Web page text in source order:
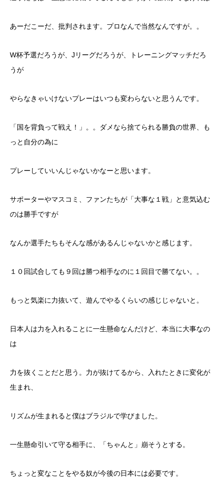
あーだこーだ、批判されます。プロなんで当然なんですが。。
W杯予選だろうが、Jリーグだろうが、トレーニングマッチだろ
うが
やらなきゃいけないプレーはいつも変わらないと思うんです。
「国を背負って戦え！」。。ダメなら捨てられる勝負の世界、も
っと自分の為に
プレーしていいんじゃないかなーと思います。
サポーターやマスコミ、ファンたちが「大事な１戦」と意気込む
のは勝手ですが
なんか選手たちもそんな感があるんじゃないかと感じます。
１０回試合しても９回は勝つ相手なのに１回目で勝てない。。
もっと気楽に力抜いて、遊んでやるくらいの感じじゃないと。
日本人は力を入れることに一生懸命なんだけど、本当に大事なの
は
力を抜くことだと思う。力が抜けてるから、入れたときに変化が
生まれ、
リズムが生まれると僕はブラジルで学びました。
一生懸命引いて守る相手に、「ちゃんと」崩そうとする。
ちょっと変なことをやる奴が今後の日本には必要です。